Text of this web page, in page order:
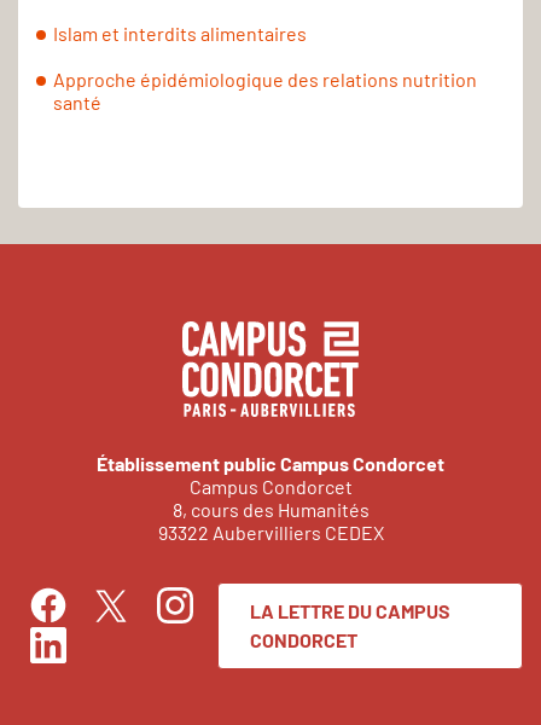
Islam et interdits alimentaires
Approche épidémiologique des relations nutrition
santé
Établissement public Campus Condorcet
Campus Condorcet
8, cours des Humanités
93322 Aubervilliers CEDEX
FacebookTwitterInstagram
LinkedIn
LA LETTRE DU CAMPUS
CONDORCET